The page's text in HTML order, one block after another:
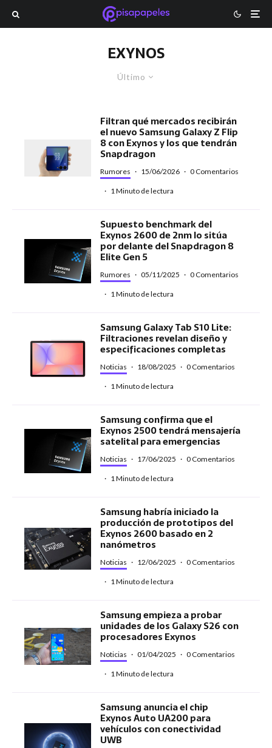
EXYNOS
Último
Filtran qué mercados recibirán
el nuevo Samsung Galaxy Z Flip
8 con Exynos y los que tendrán
Snapdragon
Rumores · 15/06/2026 · 0 Comentarios
· 1 Minuto de lectura
Supuesto benchmark del
Exynos 2600 de 2nm lo sitúa
por delante del Snapdragon 8
Elite Gen 5
Rumores · 05/11/2025 · 0 Comentarios
· 1 Minuto de lectura
Samsung Galaxy Tab S10 Lite:
Filtraciones revelan diseño y
especificaciones completas
Noticias · 18/08/2025 · 0 Comentarios
· 1 Minuto de lectura
Samsung confirma que el
Exynos 2500 tendrá mensajería
satelital para emergencias
Noticias · 17/06/2025 · 0 Comentarios
· 1 Minuto de lectura
Samsung habría iniciado la
producción de prototipos del
Exynos 2600 basado en 2
nanómetros
Noticias · 12/06/2025 · 0 Comentarios
· 1 Minuto de lectura
Samsung empieza a probar
unidades de los Galaxy S26 con
procesadores Exynos
Noticias · 01/04/2025 · 0 Comentarios
· 1 Minuto de lectura
Samsung anuncia el chip
Exynos Auto UA200 para
vehículos con conectividad
UWB